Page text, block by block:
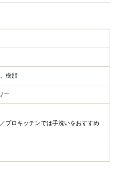
樹脂
ー
プロキッチンでは手洗いをおすすめ